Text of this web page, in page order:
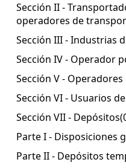
Sección II -
operadores de
Sección III - Industrias
Sección IV - Operador
Sección V -
Sección VI - Usuarios
Sección VII - Depósitos
Parte I - Disposiciones
Parte II - Depósitos